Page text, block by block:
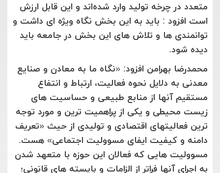
متعدد در چرخه تولید وارد شده‌اند و این قابل ارزش
است افزود : باید به این بخش نگاه ویژه ای داشت و
توانمندی ها و تلاش های این بخش در جامعه باید
دیده شود.
محمدرضا بهرامن افزود: «نگاه ما به معادن و صنایع
معدنی به دلایل نحوه فعالیت، ارتباط و انتفاع
مستقیم آنها از منابع طبیعی و حساسیت های
زیست محیطی و یکی از پراهمیت ترین و مورد توجه
ترین فعالیتهای اقتصادی و تولیدی از حیث «تعریف
دامنه و کیفیت ایفای مسوولیت اجتماعی» هست.
مسوولیت هایی که فعالان این حوزه با متعهد شدن
به اجرای آنها فراتر از الزامات و بایسته های قانونی؛